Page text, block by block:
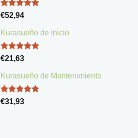
Valorado
de 5
€52,94
Kurasueño de Inicio
Valorado
de 5
€21,63
Kurasueño de Mantenimiento
Valorado
€31,93